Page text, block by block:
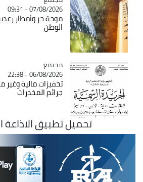
07/08/2026 - 09:31
موجة حر وأمطار
الوطن
Catégorie
مجتمع
06/08/2026 - 22:38
تحفيزات مالية وغير
جرائم المخدرات
تحميل تطبيق الاذاعة